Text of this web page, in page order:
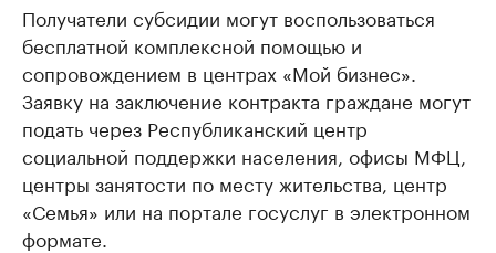
Получатели субсидии могут воспользоваться
бесплатной комплексной помощью и
сопровождением в центрах «Мой бизнес».
Заявку на заключение контракта граждане могут
подать через Республиканский центр
социальной поддержки населения, офисы МФЦ,
центры занятости по месту жительства, центр
«Семья» или на портале госуслуг в электронном
формате.